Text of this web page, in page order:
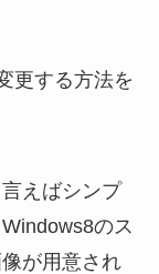
更する方法を
えばシンプ
のス
が用意され